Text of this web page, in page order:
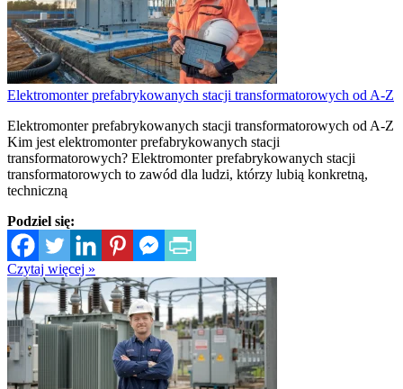
Elektromonter prefabrykowanych stacji transformatorowych od A-Z
Elektromonter prefabrykowanych stacji transformatorowych od A-Z
Kim jest elektromonter prefabrykowanych stacji
transformatorowych? Elektromonter prefabrykowanych stacji
transformatorowych to zawód dla ludzi, którzy lubią konkretną,
techniczną
Podziel się:
Czytaj więcej »